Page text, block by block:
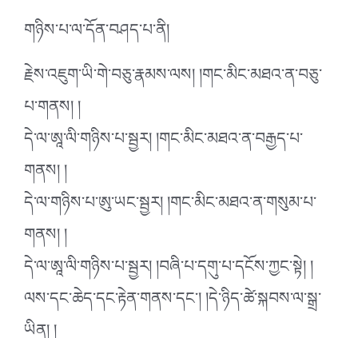
གཉིས་པ་ལ་དོན་བཤད་པ་ནི།
རྗེས་འཇུག་ཡི་གེ་བཅུ་རྣམས་ལས། །གང་མིང་མཐའ་ན་བཅུ་
པ་གནས། །
དེ་ལ་ཨཱ་ལི་གཉིས་པ་སྦྱར། །གང་མིང་མཐའ་ན་བརྒྱད་པ་
གནས། །
དེ་ལ་གཉིས་པ་ཨུ་ཡང་སྦྱར། །གང་མིང་མཐའ་ན་གསུམ་པ་
གནས། །
དེ་ལ་ཨཱ་ལི་གཉིས་པ་སྦྱར། །བཞི་པ་དགུ་པ་དངོས་ཀྱང་སྟེ། །
ལས་དང་ཆེད་དང་རྟེན་གནས་དང་། །དེ་ཉིད་ཚེ་སྐབས་ལ་སྒྲ་